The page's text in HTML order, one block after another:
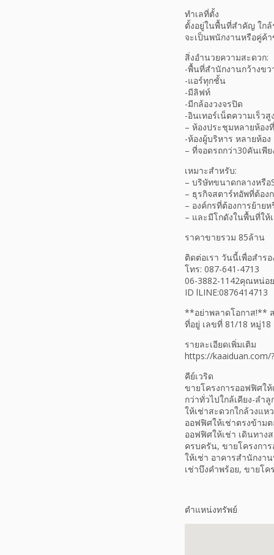
ทำเลที่ตั้ง
ตั้งอยู่ในพื้นที่สำคัญ ใก
จะเป็นพนักงานหรือคู่ค้
สิ่งอำนวยความสะดวก:
-พื้นที่สำนักงานกว้างขว
-แอร์ทุกชั้น
-มีลิฟท์
-มีกล้องวงจรปิด
-อินเทอร์เน็ตความเร็วสูง
– ห้องประชุมหลายห้อ
-ห้องผู้บริหาร หลายห้อง
– ที่จอดรถกว่า30คันเพี
เหมาะสำหรับ:
– บริษัทขนาดกลางหรื
– ธุรกิจสตาร์ทอัพที่ต้อง
– องค์กรที่ต้องการย้าย
– และมีโกดังในพื้นที่ให้
ราคาขายรวม 85ล้าน
ติดต่อเรา วันนี้เพื่อสำร
โทร: 087-641-4713
06-3882-1142คุณหน่อย
ID lLINE:0876414713
**อย่าพลาดโอกาส!**
ที่อยู่ เลขที่ 81/18 หมู่
รายละเอียดเพิ่มเติม
https://kaaiduan.com/
คีย์เวริด
ขายโครงการออฟฟิศใ
กว่าทั่วไปใกล้เคียง-ลำ
ให้เช่าสะดวกใกล้วงแ
ออฟฟิศให้เช่าตรงข้าม
ออฟฟิศให้เช่า เดินทาง
ครบครัน, ขายโครงกา
ให้เช่า อาคารสำนักงา
เช่าบึงคำพร้อย, ขายโ
ตำแหน่งทรัพย์